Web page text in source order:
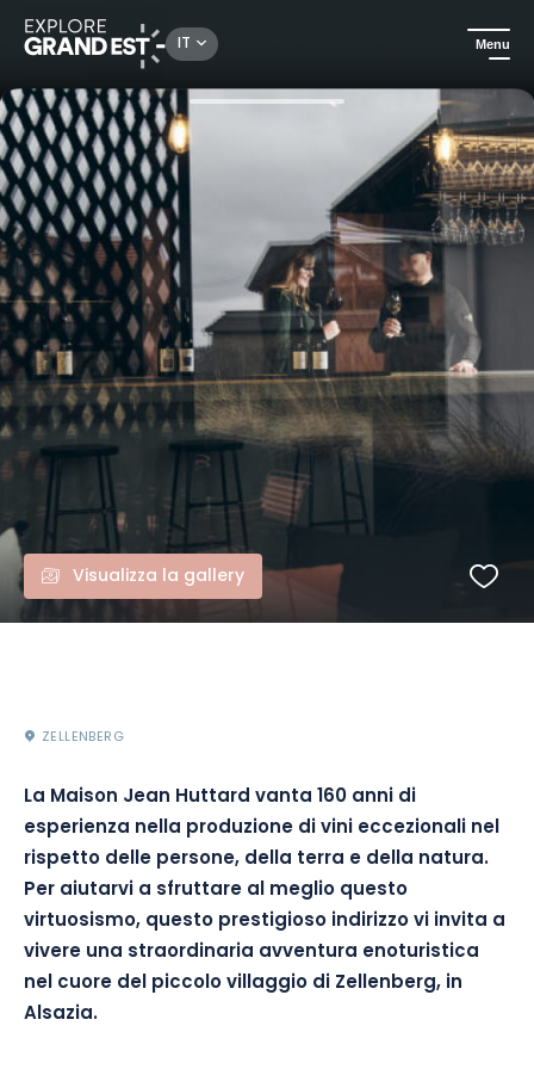
IT Menu
Gastronomia ed enoturismo Il mondo della Maison Jean Huttard
Visualizza la gallery
ZELLENBERG
La Maison Jean Huttard vanta 160 anni di
esperienza nella produzione di vini eccezionali nel
rispetto delle persone, della terra e della natura.
Per aiutarvi a sfruttare al meglio questo
virtuosismo, questo prestigioso indirizzo vi invita a
vivere una straordinaria avventura enoturistica
nel cuore del piccolo villaggio di Zellenberg, in
Alsazia.